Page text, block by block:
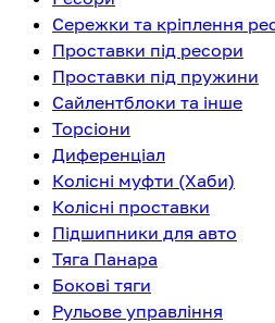
Сережки та кріплення
Проставки під ресори
Проставки під пружини
Сайлентблоки та інше
Торсіони
Диференціал
Колісні муфти (Хаби)
Колісні проставки
Підшипники для авто
Тяга Панара
Бокові тяги
Рульове управління